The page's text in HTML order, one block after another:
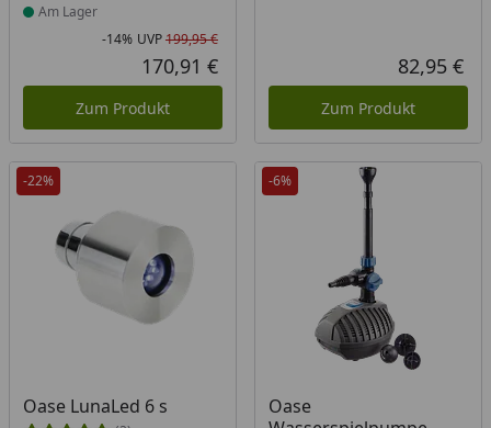
Am Lager
Rabatt in Prozent
-14%
Ursprünglicher Preis
UVP199,95 €
Aktueller Preis
170,91 €
Zum Produkt
82,95 €
Zum Produkt
-22%
Oase LunaLed 6 s
Produkt am Lager
-6%
Oase
Produkt am Lager